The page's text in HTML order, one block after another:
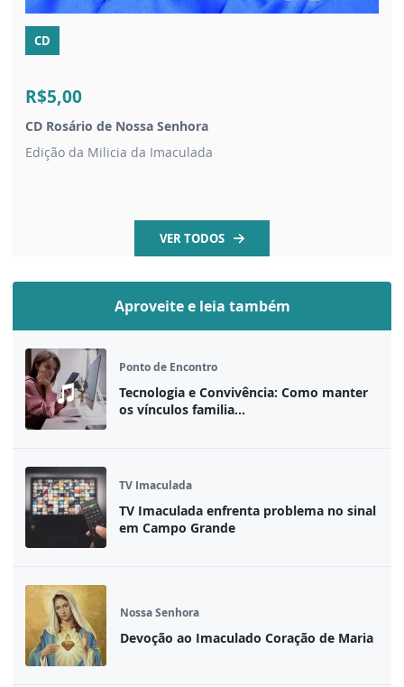
CD
R$5,00
CD Rosário de Nossa Senhora
Edição da Milicia da Imaculada
VER TODOS
Aproveite e leia também
Ponto de Encontro
Tecnologia e Convivência: Como manter
os vínculos familia...
TV Imaculada
TV Imaculada enfrenta problema no sinal
em Campo Grande
Nossa Senhora
Devoção ao Imaculado Coração de Maria